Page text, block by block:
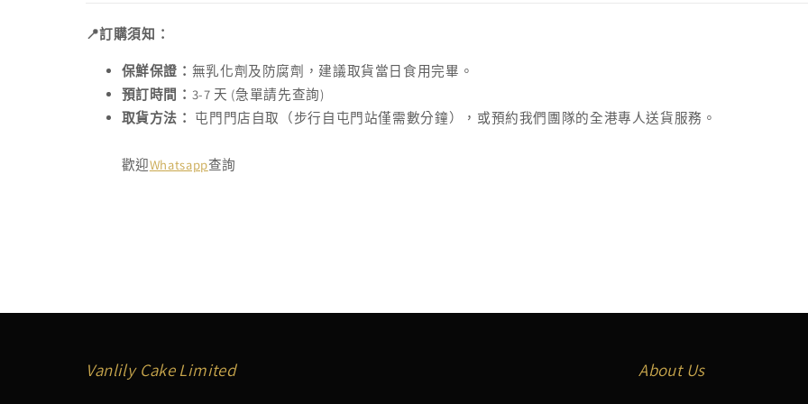
📍訂購須知：
保鮮保證： 無乳化劑及防腐劑，建議取貨當日食用完畢。
預訂時間： 3-7 天 (急單請先查詢)
取貨方法： 屯門門店自取（步行自屯門站僅需數分鐘），或預約我們團隊的全港專人送貨服務。
歡迎Whatsapp查詢
Vanlily Cake Limited About Us